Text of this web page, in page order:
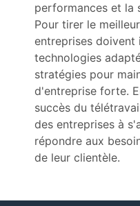
performances et la
Pour tirer le
entreprises doivent
technologies
stratégies pour
d'entreprise forte.
succès du
des entreprises à
répondre aux
de leur clientèle.